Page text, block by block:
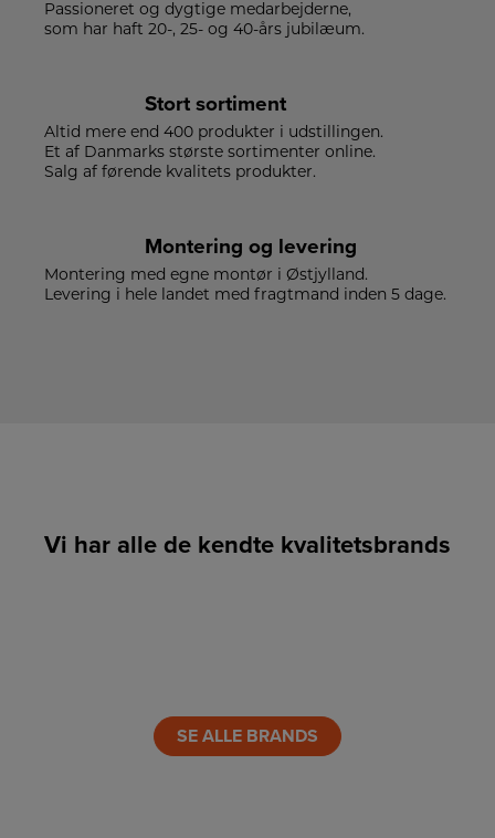
Passioneret og dygtige medarbejderne,
som har haft 20-, 25- og 40-års jubilæum.
Stort sortiment
Altid mere end 400 produkter i udstillingen.
Et af Danmarks største sortimenter online.
Salg af førende kvalitets produkter.
Montering og levering
Montering med egne montør i Østjylland.
Levering i hele landet med fragtmand inden 5 dage.
Vi har alle de kendte kvalitetsbrands
SE ALLE BRANDS